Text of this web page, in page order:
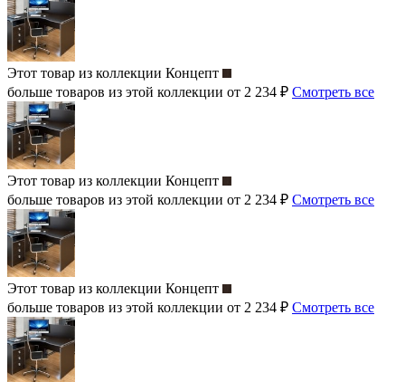
Этот товар из коллекции Концепт
больше товаров из этой коллекции от 2 234 ₽ Смотреть все
Этот товар из коллекции Концепт
больше товаров из этой коллекции от 2 234 ₽ Смотреть все
Этот товар из коллекции Концепт
больше товаров из этой коллекции от 2 234 ₽ Смотреть все